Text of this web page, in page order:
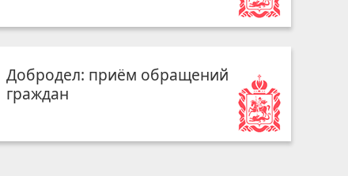
Добродел: приём обращений
граждан